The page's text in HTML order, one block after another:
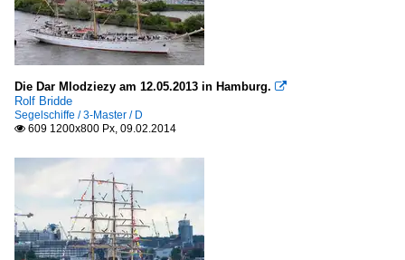
Die Dar Mlodziezy am 12.05.2013 in Hamburg. 
Rolf Bridde
Segelschiffe / 3-Master / D
 609 1200x800 Px, 09.02.2014